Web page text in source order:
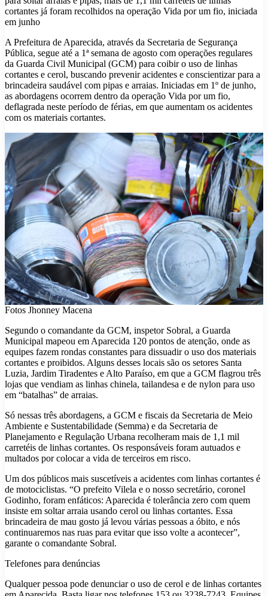
cortantes já foram recolhidos na operação Vida por um fio, iniciada
em junho
A Prefeitura de Aparecida, através da Secretaria de Segurança
Pública, segue até a 1ª semana de agosto com operações regulares
da Guarda Civil Municipal (GCM) para coibir o uso de linhas
cortantes e cerol, buscando prevenir acidentes e conscientizar para a
brincadeira saudável com pipas e arraias. Iniciadas em 1º de junho,
as abordagens ocorrem dentro da operação Vida por um fio,
deflagrada neste período de férias, em que aumentam os acidentes
com os materiais cortantes.
Fotos Jhonney Macena
Segundo o comandante da GCM, inspetor Sobral, a Guarda
Municipal mapeou em Aparecida 120 pontos de atenção, onde as
equipes fazem rondas constantes para dissuadir o uso dos materiais
cortantes e proibidos. Alguns desses locais são os setores Santa
Luzia, Jardim Tiradentes e Alto Paraíso, em que a GCM flagrou três
lojas que vendiam as linhas chinela, tailandesa e de nylon para uso
em “batalhas” de arraias.
Só nessas três abordagens, a GCM e fiscais da Secretaria de Meio
Ambiente e Sustentabilidade (Semma) e da Secretaria de
Planejamento e Regulação Urbana recolheram mais de 1,1 mil
carretéis de linhas cortantes. Os responsáveis foram autuados e
multados por colocar a vida de terceiros em risco.
Um dos públicos mais suscetíveis a acidentes com linhas cortantes é
de motociclistas. “O prefeito Vilela e o nosso secretário, coronel
Godinho, foram enfáticos: Aparecida é tolerância zero com quem
insiste em soltar arraia usando cerol ou linhas cortantes. Essa
brincadeira de mau gosto já levou várias pessoas a óbito, e nós
continuaremos nas ruas para evitar que isso volte a acontecer”,
garante o comandante Sobral.
Telefones para denúncias
Qualquer pessoa pode denunciar o uso de cerol e de linhas cortantes